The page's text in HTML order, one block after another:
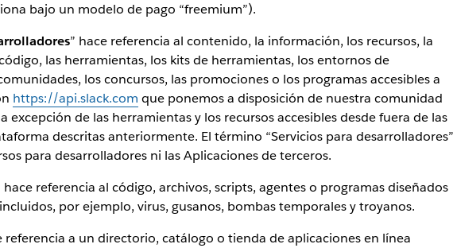
bajo un modelo de pago “freemium”).
” hace referencia al contenido, la información, los recursos, la
las herramientas, los kits de herramientas, los entornos de
los concursos, las promociones o los programas accesibles a
https://api.slack.com que ponemos a disposición de nuestra comunidad
excepción de las herramientas y los recursos accesibles desde fuera de las
descritas anteriormente. El término “Servicios para desarrolladores”
para desarrolladores ni las Aplicaciones de terceros.
hace referencia al código, archivos, scripts, agentes o programas diseñados
por ejemplo, virus, gusanos, bombas temporales y troyanos.
referencia a un directorio, catálogo o tienda de aplicaciones en línea